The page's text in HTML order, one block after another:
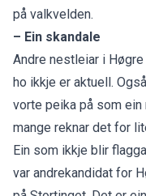
på valkvelden.
– Ein skandale
Andre nestleiar i
ho ikkje er aktuell.
vorte peika på som ein
mange reknar det for
Ein som ikkje blir
var andrekandidat for